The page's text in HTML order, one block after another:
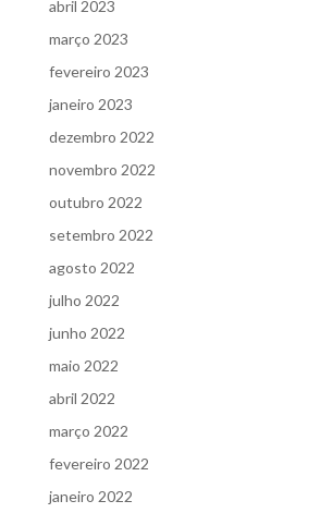
abril 2023
março 2023
fevereiro 2023
janeiro 2023
dezembro 2022
novembro 2022
outubro 2022
setembro 2022
agosto 2022
julho 2022
junho 2022
maio 2022
abril 2022
março 2022
fevereiro 2022
janeiro 2022